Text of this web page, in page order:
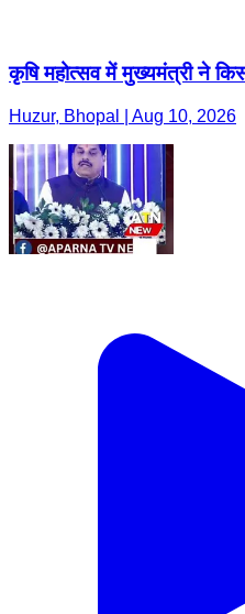
कृषि महोत्सव में मुख्यमंत्री ने
Huzur, Bhopal | Aug 10, 2026